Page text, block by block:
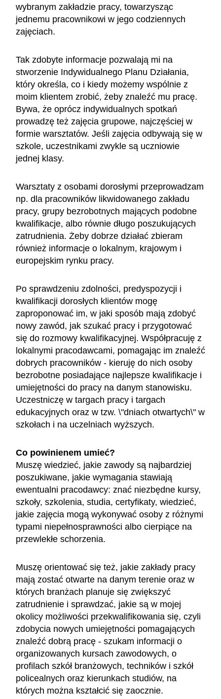
wybranym zakładzie pracy, towarzysząc
jednemu pracownikowi w jego codziennych
zajęciach.
Tak zdobyte informacje pozwalają mi na
stworzenie Indywidualnego Planu Działania,
który określa, co i kiedy możemy wspólnie z
moim klientem zrobić, żeby znaleźć mu pracę.
Bywa, że oprócz indywidualnych spotkań
prowadzę też zajęcia grupowe, najczęściej w
formie warsztatów. Jeśli zajęcia odbywają się w
szkole, uczestnikami zwykle są uczniowie
jednej klasy.
Warsztaty z osobami dorosłymi przeprowadzam
np. dla pracowników likwidowanego zakładu
pracy, grupy bezrobotnych mających podobne
kwalifikacje, albo równie długo poszukujących
zatrudnienia. Żeby dobrze działać zbieram
również informacje o lokalnym, krajowym i
europejskim rynku pracy.
Po sprawdzeniu zdolności, predyspozycji i
kwalifikacji dorosłych klientów mogę
zaproponować im, w jaki sposób mają zdobyć
nowy zawód, jak szukać pracy i przygotować
się do rozmowy kwalifikacyjnej. Współpracuję z
lokalnymi pracodawcami, pomagając im znaleźć
dobrych pracowników - kieruję do nich osoby
bezrobotne posiadające najlepsze kwalifikacje i
umiejętności do pracy na danym stanowisku.
Uczestniczę w targach pracy i targach
edukacyjnych oraz w tzw. \"dniach otwartych\" w
szkołach i na uczelniach wyższych.
Co powinienem umieć?
Muszę wiedzieć, jakie zawody są najbardziej
poszukiwane, jakie wymagania stawiają
ewentualni pracodawcy: znać niezbędne kursy,
szkoły, szkolenia, studia, certyfikaty, wiedzieć,
jakie zajęcia mogą wykonywać osoby z różnymi
typami niepełnosprawności albo cierpiące na
przewlekłe schorzenia.
Muszę orientować się też, jakie zakłady pracy
mają zostać otwarte na danym terenie oraz w
których branżach planuje się zwiększyć
zatrudnienie i sprawdzać, jakie są w mojej
okolicy możliwości przekwalifikowania się, czyli
zdobycia nowych umiejętności pomagających
znaleźć dobrą pracę - szukam informacji o
organizowanych kursach zawodowych, o
profilach szkół branżowych, techników i szkół
policealnych oraz kierunkach studiów, na
których można kształcić się zaocznie.